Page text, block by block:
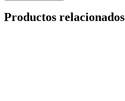
Productos relacionados